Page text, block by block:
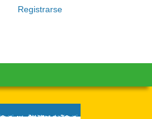
Registrarse